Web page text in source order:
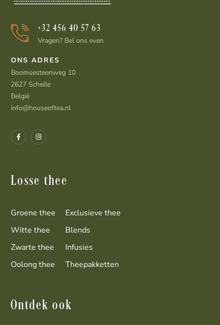
+32 456 40 57 63
Vragen? Bel ons even
ONS ADRES
Boomsesteenweg 10
2627 Schelle
België
info@houseoftea.nl
Losse thee
Groene thee
Witte thee
Zwarte thee
Oolong thee
Exclusieve thee
Blends
Infusies
Theepakketten
Ontdek ook